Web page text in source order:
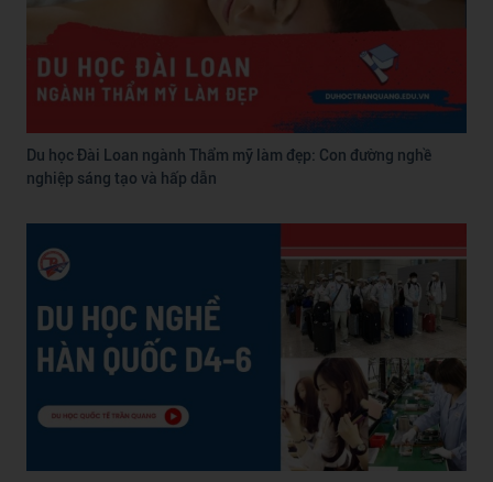
Du học Đài Loan ngành Thẩm mỹ làm đẹp: Con đường nghề
nghiệp sáng tạo và hấp dẫn